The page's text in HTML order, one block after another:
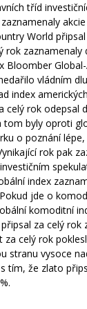
tříd
World
rok zaznamenaly
Bloomber
vládním
index
celý rok odepsal
tom byly oproti
o poznání
rok pak
index
jde o
komoditní
za celý rok
celý rok
stranu vysoce
tím, že zlato